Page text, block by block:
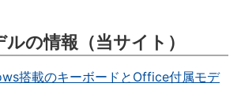
の情報（当サイト）
搭載のキーボードとOffice付属モデ